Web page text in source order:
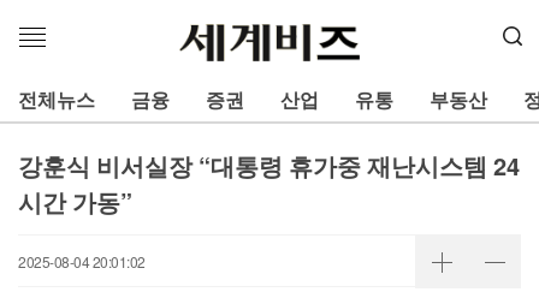
메
열
기
전체뉴스 금융 증권 산업 유통 부동산
강훈식 비서실장 “대통령 휴가중 재난시스템 24
시간 가동”
2025-08-04 20:01:02